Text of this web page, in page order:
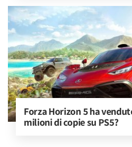
Forza Horizon 5 ha
milioni di copie su PS5?